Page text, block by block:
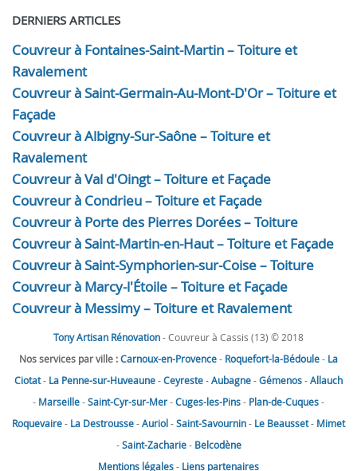
DERNIERS ARTICLES
Couvreur à Fontaines-Saint-Martin – Toiture et
Ravalement
Couvreur à Saint-Germain-Au-Mont-D'Or – Toiture et
Façade
Couvreur à Albigny-Sur-Saône – Toiture et
Ravalement
Couvreur à Val d'Oingt – Toiture et Façade
Couvreur à Condrieu – Toiture et Façade
Couvreur à Porte des Pierres Dorées – Toiture
Couvreur à Saint-Martin-en-Haut – Toiture et Façade
Couvreur à Saint-Symphorien-sur-Coise – Toiture
Couvreur à Marcy-l'Étoile – Toiture et Façade
Couvreur à Messimy – Toiture et Ravalement
Tony Artisan Rénovation- Couvreur à Cassis (13) © 2018
Nos services par ville :Carnoux-en-Provence- Roquefort-la-Bédoule- La
Ciotat- La Penne-sur-Huveaune-Ceyreste-Aubagne-Gémenos-Allauch
- Marseille-Saint-Cyr-sur-Mer-Cuges-les-Pins- Plan-de-Cuques-
Roquevaire- La Destrousse-Auriol-Saint-Savournin- Le Beausset- Mimet
-Saint-Zacharie- Belcodène
Mentions légales- Liens partenaires